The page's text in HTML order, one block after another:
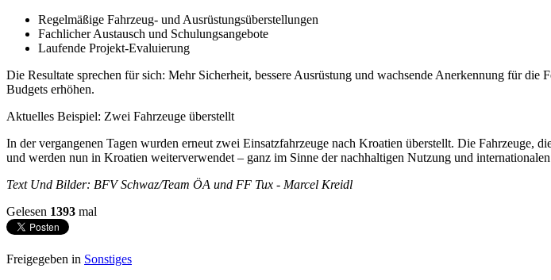
Regelmäßige Fahrzeug- und Ausrüstungsüberstellungen
Fachlicher Austausch und Schulungsangebote
Laufende Projekt-Evaluierung
Die Resultate sprechen für sich: Mehr Sicherheit, bessere Ausrüstung und wachsende Anerkennung für
Budgets erhöhen.
Aktuelles Beispiel: Zwei Fahrzeuge überstellt
In der vergangenen Tagen wurden erneut zwei Einsatzfahrzeuge nach Kroatien überstellt. Die
und werden nun in Kroatien weiterverwendet – ganz im Sinne der nachhaltigen Nutzung und
Text Und Bilder: BFV Schwaz/Team ÖA und FF Tux - Marcel Kreidl
Gelesen 1393 mal
Freigegeben in Sonstiges